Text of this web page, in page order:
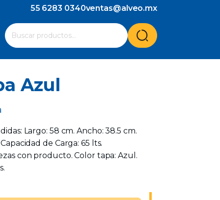
55 6283 0340ventas@alveo.mx
Buscar
por:
Cuando hay resultados autocompletados, puedes
Azul
Largo: 58 cm. Ancho: 38.5 cm.
de Carga: 65 lts.
con producto. Color tapa: Azul.